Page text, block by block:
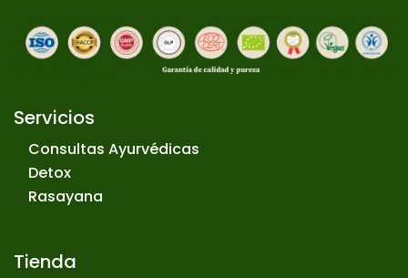
Servicios
Consultas Ayurvédicas
Detox
Rasayana
Tienda